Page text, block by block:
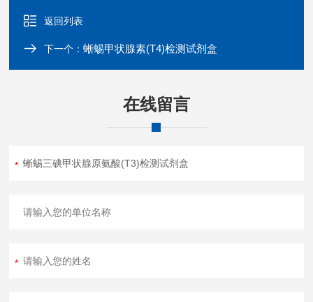
返回列表
下一个：蜥蜴甲状腺素(T4)检测试剂盒
在线留言